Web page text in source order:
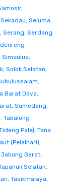
,
Sekadau, Seluma,
, Serang, Serdang
Simeulue,
, Solok Selatan,
,
Barat Daya,
, Sumedang,
, Tabalong
Pale), Tana
(Pelaihari),
Jabung Barat,
Selatan,
, Tasikmalaya,